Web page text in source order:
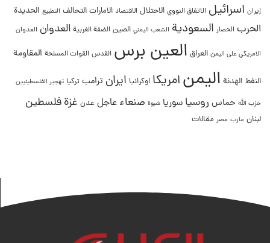
إيران اسرائيل الاتفاق النووي الاحتلال الاقتصاد الامارات التحالف التطبيع الحديدة
الحرب الحصار السعودية الشعب اليمني الصين الضفة الغربية العدوان العدوان
الامريكي على اليمن العراق العين برس القدس القوات المسلحة المقاومة
النفط الهدنة اليمنامريكا اوكرانيا ايران ترامب تركيا تهجير الفلسطينيين
حزب الله حماس روسيا سوريا شبوة صنعاء عاجل عدن غزةفلسطين
لبنان مارب مصر مقالات